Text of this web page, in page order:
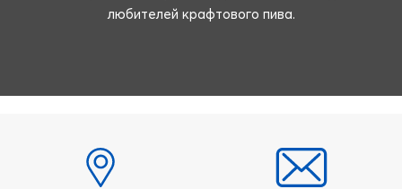
любителей крафтового пива.